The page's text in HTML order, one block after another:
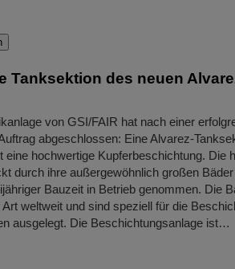
Tanksektion des neuen
von GSI/FAIR hat nach einer
abgeschlossen: Eine Alvarez-
eine hochwertige Kupferbeschichtung. Die
durch ihre außergewöhnlich großen
Bauzeit in Betrieb genommen. Die
weltweit und sind speziell für die
ausgelegt. Die Beschichtungsanlage ist…